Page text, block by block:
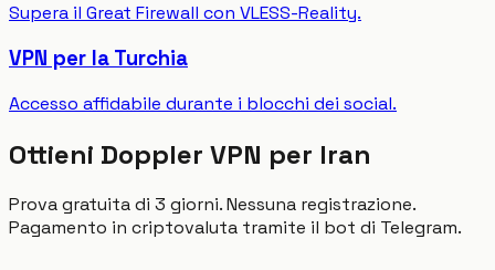
Supera il Great Firewall con VLESS-Reality.
VPN per la Turchia
Accesso affidabile durante i blocchi dei social.
Ottieni Doppler VPN per Iran
Prova gratuita di 3 giorni. Nessuna registrazione.
Pagamento in criptovaluta tramite il bot di Telegram.